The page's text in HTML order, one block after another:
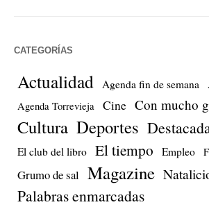
CATEGORÍAS
Actualidad Agenda fin de semana
Agenda Torrevieja Cine Con mucho
Cultura Deportes
El club del libro El tiempo Empleo
Grumo de sal Magazine
Palabras enmarcadas